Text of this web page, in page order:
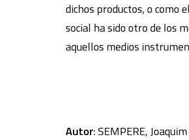
dichos productos, o como
social ha sido otro de los
aquellos medios
Autor: SEMPERE, Joaquim